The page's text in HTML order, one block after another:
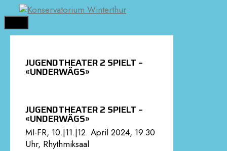
Springe
zum
Inhalt
JUGENDTHEATER 2 SPIELT –
«UNDERWÄGS»
JUGENDTHEATER 2 SPIELT –
«UNDERWÄGS»
MI-FR, 10.|11.|12. April 2024, 19.30
Uhr, Rhythmiksaal